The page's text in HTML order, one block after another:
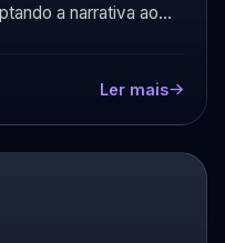
a narrativa ao
Ler mais